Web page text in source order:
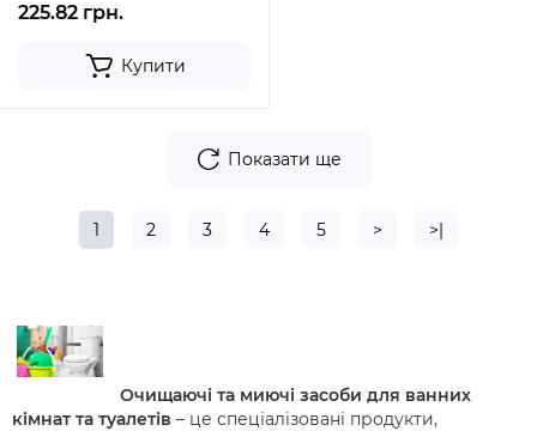
225.82 грн.
Купити
Показати ще
1 2 3 4 5 > >|
Очищаючі та миючі засоби для ванних
кімнат та туалетів – це спеціалізовані продукти,